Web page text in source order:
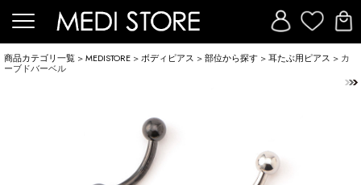
商品カテゴリ一覧 >MEDISTORE >ボディピアス >部位から探す >耳たぶ用ピアス > カ
ーブドバーベル